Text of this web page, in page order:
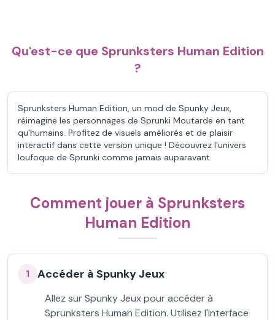
Qu'est-ce que Sprunksters Human Edition
?
Sprunksters Human Edition, un mod de Spunky Jeux,
réimagine les personnages de Sprunki Moutarde en tant
qu'humains. Profitez de visuels améliorés et de plaisir
interactif dans cette version unique ! Découvrez l'univers
loufoque de Sprunki comme jamais auparavant.
Comment jouer à Sprunksters
Human Edition
1 Accéder à Spunky Jeux
Allez sur Spunky Jeux pour accéder à
Sprunksters Human Edition. Utilisez l'interface